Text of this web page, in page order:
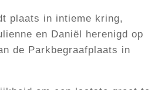
plaats in intieme kring,
en Daniël herenigd op
de Parkbegraafplaats in